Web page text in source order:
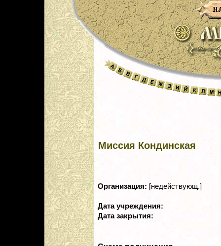
Миссия Кондинская
Организация: [недействующ.]
Дата учреждения:
Дата закрытия: